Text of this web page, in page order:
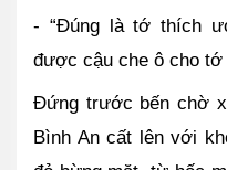
- “Đúng là tớ thích
được cậu che ô cho tớ
Đứng trước bến chờ
Bình An cất lên với